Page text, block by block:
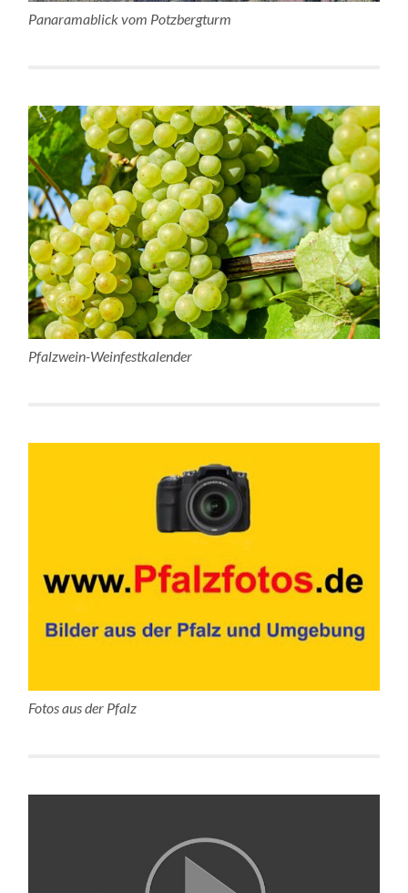
Panaramablick vom Potzbergturm
Pfalzwein-Weinfestkalender
Fotos aus der Pfalz